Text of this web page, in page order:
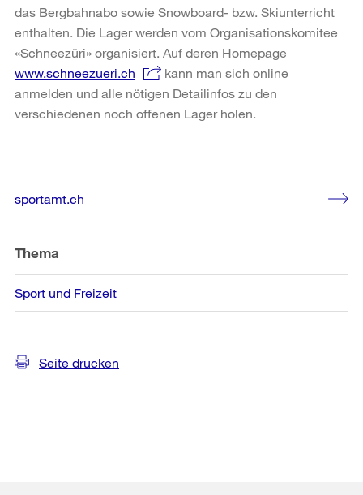
das Bergbahnabo sowie Snowboard- bzw. Skiunterricht
enthalten. Die Lager werden vom Organisationskomitee
«Schneezüri» organisiert. Auf deren Homepage
www.schneezueri.ch
kann man sich online
anmelden und alle nötigen Detailinfos zu den
verschiedenen noch offenen Lager holen.
Weitere
Informationen
sportamt.ch
Thema
Sport und Freizeit
Seite drucken